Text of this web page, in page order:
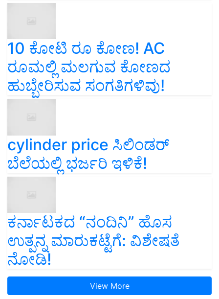
10 ಕೋಟಿ ರೂ ಕೋಣ! AC
ರೂಮಲ್ಲಿ ಮಲಗುವ ಕೋಣದ
ಹುಬ್ಬೇರಿಸುವ ಸಂಗತಿಗಳಿವು!
cylinder price ಸಿಲಿಂಡರ್‌
ಬೆಲೆಯಲ್ಲಿ ಭರ್ಜರಿ ಇಳಿಕೆ!
ಕರ್ನಾಟಕದ “ನಂದಿನಿ” ಹೊಸ
ಉತ್ಪನ್ನ ಮಾರುಕಟ್ಟೆಗೆ: ವಿಶೇಷತೆ
ನೋಡಿ!
View More